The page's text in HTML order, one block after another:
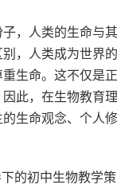
，人类的生命与
，人类成为世界
生命。这不仅是
此，在生物教育
生命观念、个人
的初中生物教学